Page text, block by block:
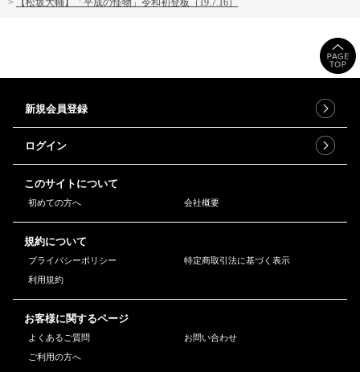
>
【松坂大輔】「平成の怪物」令和初登板（19.7.16）
新規会員登録
ログイン
このサイトについて
初めての方へ 会社概要
規約について
プライバシーポリシー
特定商取引法に基づく表示
利用規約
お客様に関するページ
よくあるご質問
お問い合わせ
ご利用の方へ